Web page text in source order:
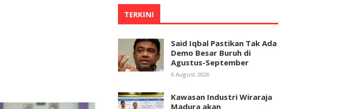
TERKINI
Said Iqbal Pastikan Tak Ada
Demo Besar Buruh di
Agustus-September
6 August 2026
Kawasan Industri Wiraraja
Madura akan